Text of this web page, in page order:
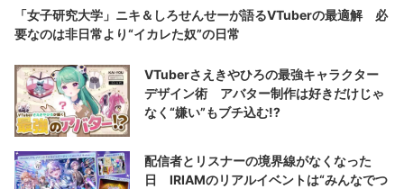
「女子研究大学」ニキ＆しろせんせーが語るVTuberの最適解 必
要なのは非日常より“イカレた奴”の日常
VTuberさえきやひろの最強キャラクター
デザイン術 アバター制作は好きだけじゃ
なく“嫌い”もブチ込む!?
配信者とリスナーの境界線がなくなった
日 IRIAMのリアルイベントは“みんなでつ